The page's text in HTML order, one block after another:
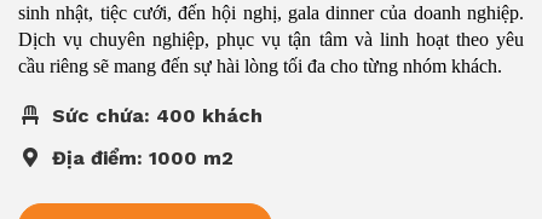
sinh nhật, tiệc cưới, đến hội nghị, gala dinner của doanh nghiệp.
Dịch vụ chuyên nghiệp, phục vụ tận tâm và linh hoạt theo yêu
cầu riêng sẽ mang đến sự hài lòng tối đa cho từng nhóm khách.
Sức chứa: 400 khách
Địa điểm: 1000 m2